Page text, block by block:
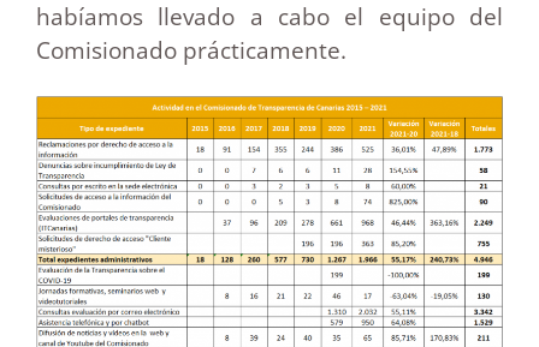
habíamos llevado a cabo el equipo del
Comisionado prácticamente.